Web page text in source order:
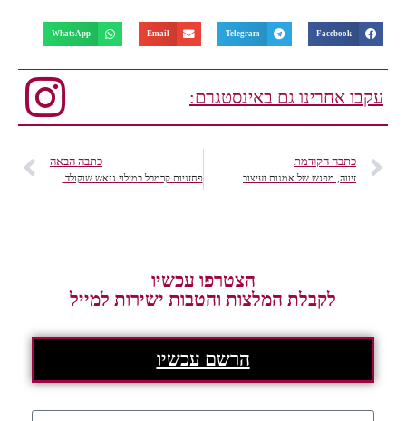
Facebook
Telegram
Email
WhatsApp
עקבו אחרינו גם באינסטגרם:
כתבה הקודמת
זיווה, מפגש של אמנות ועיצוב
כתבה הבאה
הצטרפו עכשיו
לקבלת המלצות והטבות ישירות למייל
הרשם עכשיו